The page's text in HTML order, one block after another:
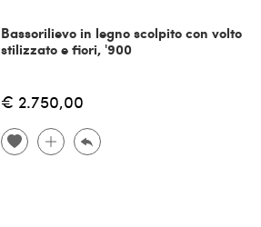
Bassorilievo in legno scolpito con volto
stilizzato e fiori, '900
€ 2.750,00